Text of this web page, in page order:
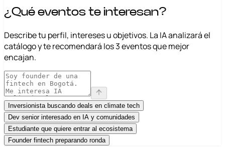
¿Qué eventos te interesan?
Describe tu perfil, intereses u objetivos. La IA analizará el
catálogo y te recomendará los 3 eventos que mejor
encajan.
Inversionista buscando deals en climate tech
Dev senior interesado en IA y comunidades
Estudiante que quiere entrar al ecosistema
Founder fintech preparando ronda